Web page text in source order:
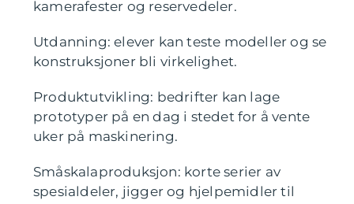
kamerafester og reservedeler.
Utdanning: elever kan teste modeller og se
konstruksjoner bli virkelighet.
Produktutvikling: bedrifter kan lage
prototyper på en dag i stedet for å vente
uker på maskinering.
Småskalaproduksjon: korte serier av
spesialdeler, jigger og hjelpemidler til